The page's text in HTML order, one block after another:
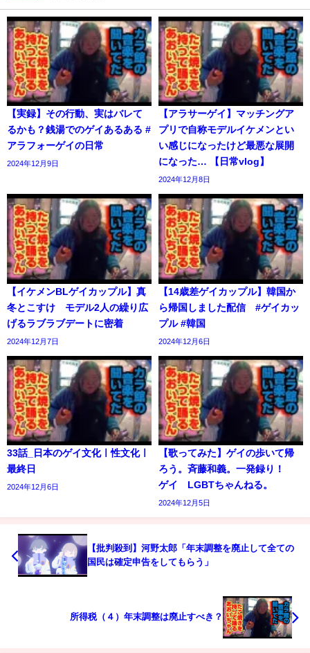
【実録】その行動、実はバレて
るかも？銭湯でのゲイあるある #
アラフォーゲイの日常
2024年12月9日
【アラサーゲイ】マッチングア
プリで自称モデルイケメンとい
い感じになったけど最悪な展開
になった… 【日常vlog】
2024年12月8日
【イケメンBLゲイカップル】真
冬とこすけ モデル2人の繰り広
げるラブラブデートに密着
2024年12月7日
【14歳差ゲイカップル】韓国か
ら帰国しました配信 #ゲイカッ
プル #韓国
2024年12月6日
33話_日本のゲイ文化ㅣ性文化ㅣ
最終日
2024年12月6日
【歌ってみた】ゲイの歩いて帰
ろう。斉藤和義。一発録り！
ゲイ LGBTちゃんねる。
2024年12月5日
【批判殺到】河野太郎「年末調整を廃止して全ての
国民は確定申告をしてもらう」
所得税（４）年末調整は廃止すべき？